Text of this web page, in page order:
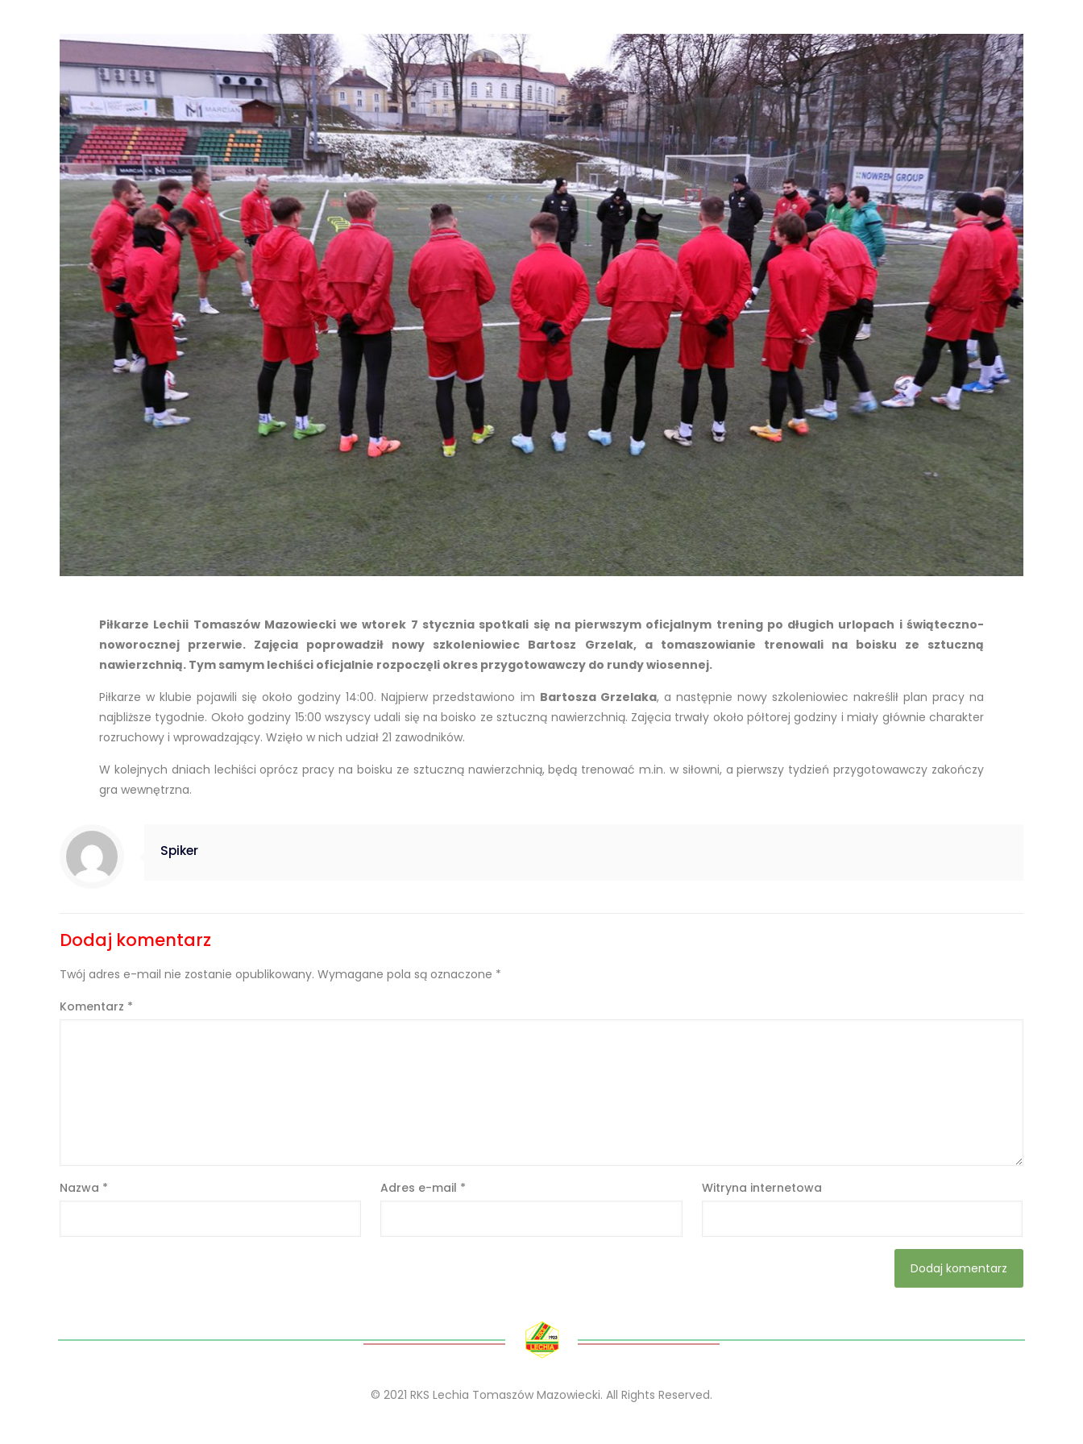
Piłkarze Lechii Tomaszów Mazowiecki we wtorek 7 stycznia spotkali się na pierwszym oficjalnym trening po długich urlopach i świąteczno-
noworocznej przerwie. Zajęcia poprowadził nowy szkoleniowiec Bartosz Grzelak, a tomaszowianie trenowali na boisku ze sztuczną
nawierzchnią. Tym samym lechiści oficjalnie rozpoczęli okres przygotowawczy do rundy wiosennej.
Piłkarze w klubie pojawili się około godziny 14:00. Najpierw przedstawiono im Bartosza Grzelaka, a następnie nowy szkoleniowiec nakreślił plan pracy na
najbliższe tygodnie. Około godziny 15:00 wszyscy udali się na boisko ze sztuczną nawierzchnią. Zajęcia trwały około półtorej godziny i miały głównie charakter
rozruchowy i wprowadzający. Wzięło w nich udział 21 zawodników.
W kolejnych dniach lechiści oprócz pracy na boisku ze sztuczną nawierzchnią, będą trenować m.in. w siłowni, a pierwszy tydzień przygotowawczy zakończy
gra wewnętrzna.
Spiker
Dodaj komentarz
Twój adres e-mail nie zostanie opublikowany. Wymagane pola są oznaczone *
Komentarz *
Nazwa * Adres e-mail * Witryna internetowa
© 2021 RKS Lechia Tomaszów Mazowiecki. All Rights Reserved.